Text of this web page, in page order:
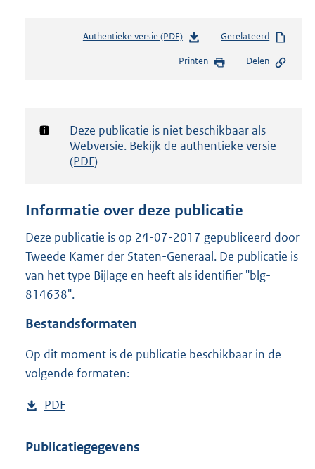
Authentieke versie (PDF)b
s
d
g
t
e
:
3
Gerelateerd
Printen Delen
Notificatie:
Deze publicatie is niet beschikbaar als
Webversie. Bekijk de authentieke versie
(PDF)
Informatie over deze publicatie
Deze publicatie is op 24-07-2017 gepubliceerd door
Tweede Kamer der Staten-Generaal. De publicatie is
van het type Bijlage en heeft als identifier "blg-
814638".
Bestandsformaten
Op dit moment is de publicatie beschikbaar in de
volgende formaten:
D
w
PDF
s
Publicatiegegevens